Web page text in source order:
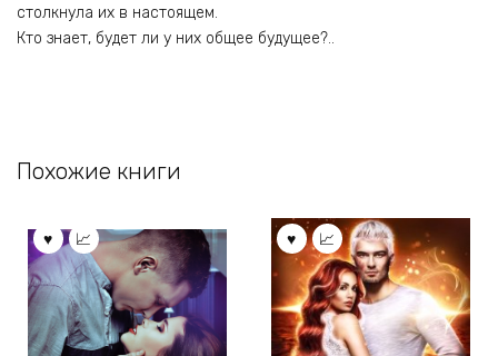
столкнула их в настоящем.
Кто знает, будет ли у них общее будущее?..
Похожие книги